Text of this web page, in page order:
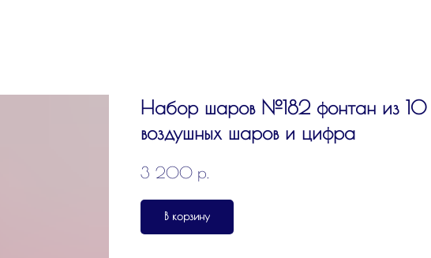
Набор шаров №182 фонтан из 10
воздушных шаров и цифра
3 200 р.
В корзину